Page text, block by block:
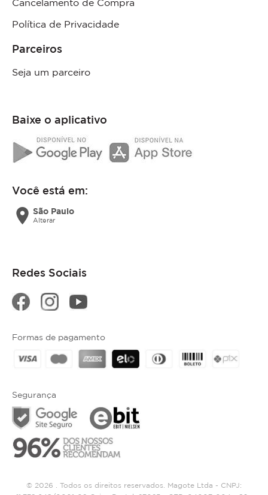
Política de Privacidade
Parceiros
Seja um parceiro
Baixe o aplicativo
Você está em:
location_on São Paulo
Alterar
Redes Sociais
Segurança
Formas de pagamento
© 2026 . Todos os direitos reservados. Magote Ltda - CNPJ: